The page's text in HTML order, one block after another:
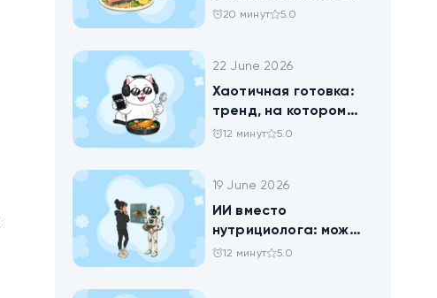
самая полезная
20 минут 5.0
22 June 2026
Хаотичная готовка:
тренд, на котором
похудел весь ТикТок
12 минут 5.0
19 June 2026
ИИ вместо
нутрициолога: можно
ли доверить
12 минут 5.0